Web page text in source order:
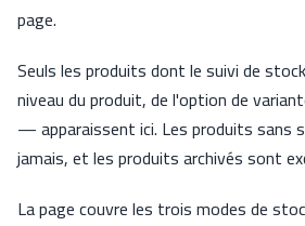
page.
Seuls les produits dont le suivi de
niveau du produit, de l'option de
— apparaissent ici. Les produits sans
jamais, et les produits archivés sont
La page couvre les trois modes de